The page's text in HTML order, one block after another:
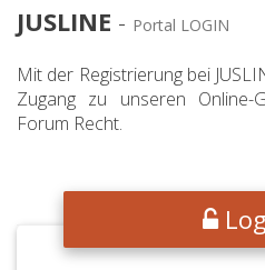
JUSLINE - Portal LOGIN
Mit der Registrierung bei
Zugang zu unseren Online-
Forum Recht.